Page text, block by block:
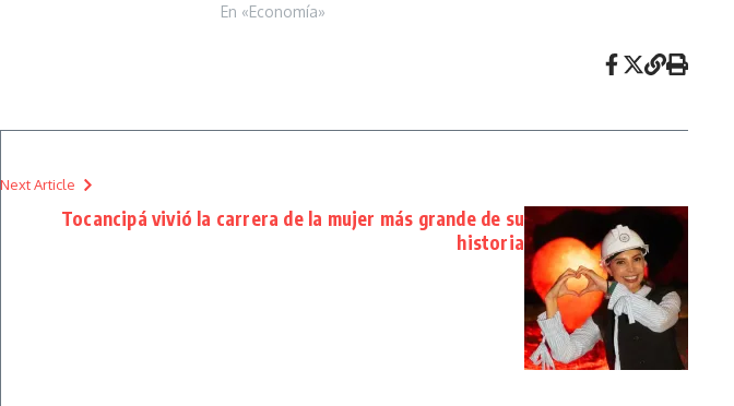
En «Economía»
Next Article
Tocancipá vivió la carrera de la mujer más grande de su
historia